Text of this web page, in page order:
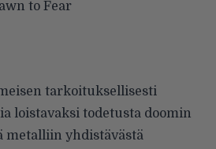
to Fear
tarkoituksellisesti
loistavaksi todetusta doomin
metalliin yhdistävästä